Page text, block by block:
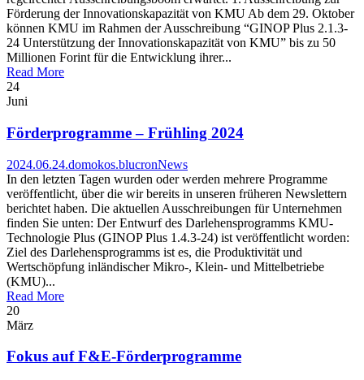
Förderung der Innovationskapazität von KMU Ab dem 29. Oktober
können KMU im Rahmen der Ausschreibung “GINOP Plus 2.1.3-
24 Unterstützung der Innovationskapazität von KMU” bis zu 50
Millionen Forint für die Entwicklung ihrer...
Read More
24
Juni
Förderprogramme – Frühling 2024
2024.06.24.domokos.blucronNews
In den letzten Tagen wurden oder werden mehrere Programme
veröffentlicht, über die wir bereits in unseren früheren Newslettern
berichtet haben. Die aktuellen Ausschreibungen für Unternehmen
finden Sie unten: Der Entwurf des Darlehensprogramms KMU-
Technologie Plus (GINOP Plus 1.4.3-24) ist veröffentlicht worden:
Ziel des Darlehensprogramms ist es, die Produktivität und
Wertschöpfung inländischer Mikro-, Klein- und Mittelbetriebe
(KMU)...
Read More
20
März
Fokus auf F&E-Förderprogramme